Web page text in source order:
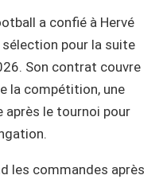
a confié à Hervé
pour la suite
Son contrat couvre
la compétition, une
après le tournoi pour
les commandes après